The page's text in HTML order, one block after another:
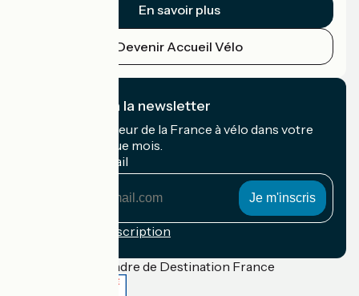
En savoir plus
Devenir Accueil Vélo
Je m'abonne à la newsletter
Recevez le meilleur de la France à vélo dans votre
boîte mail chaque mois.
Mon adresse mail
Conditions d'inscription
Financé dans le cadre de Destination France